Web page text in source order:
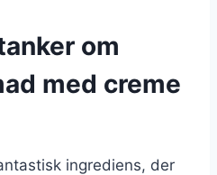
om
med creme
ingrediens, der